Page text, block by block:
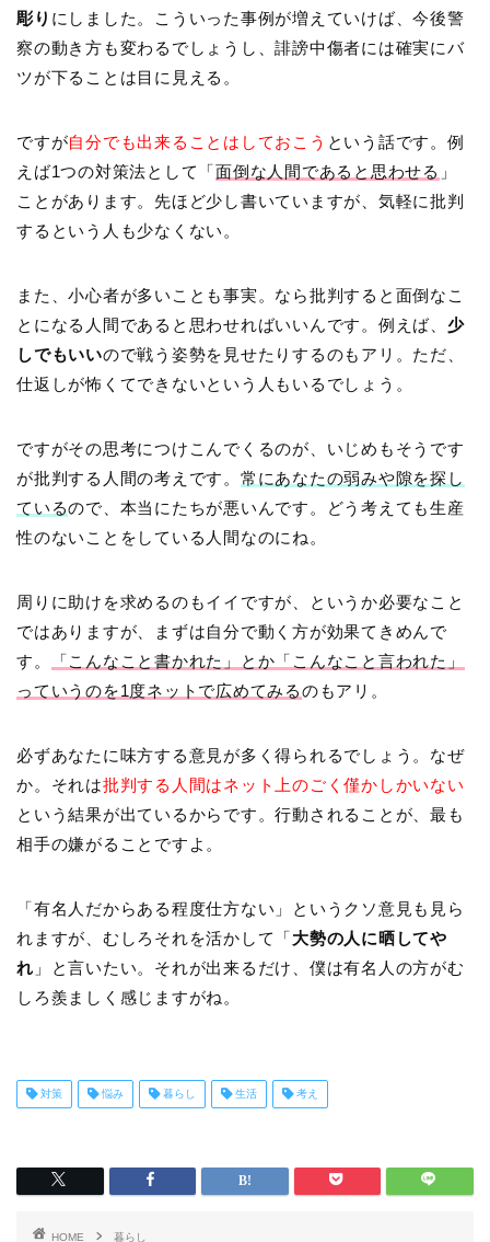
彫り にしました。こういった事例が増えていけば、今後警
察の動き方も変わるでしょうし、誹謗中傷者には確実にバ
ツが下ることは目に見える。
ですが自分でも出来ることはしておこう という話です。例
えば1つの対策法として「面倒な人間であると思わせる 」
ことがあります。先ほど少し書いていますが、気軽に批判
するという人も少なくない。
また、小心者が多いことも事実。なら批判すると面倒なこ
とになる人間であると思わせればいいんです。例えば、少
しでもいいので戦う姿勢を見せたりするのもアリ。ただ、
仕返しが怖くてできないという人もいるでしょう。
ですがその思考につけこんでくるのが、いじめもそうです
が批判する人間の考えです。 常にあなたの弱みや隙を探し
ているので、本当にたちが悪いんです。どう考えても生産
性のないことをしている人間なのにね。
周りに助けを求めるのもイイですが、というか必要なこと
ではありますが、まずは自分で動く方が効果てきめんで
す。
「こんなこと書かれた」とか「こんなこと言われた」
っていうのを1度ネットで広めてみるのもアリ。
必ずあなたに味方する意見が多く得られるでしょう。なぜ
か。それは批判する人間はネット上のごく僅かしかいない
という結果が出ているからです。行動されることが、最も
相手の嫌がることですよ。
「有名人だからある程度仕方ない」というクソ意見も見ら
れますが、むしろそれを活かして「大勢の人に晒してや
れ」と言いたい。それが出来るだけ、僕は有名人の方がむ
しろ羨ましく感じますがね。
対策 悩み 暮らし 生活 考え
HOME
暮らし